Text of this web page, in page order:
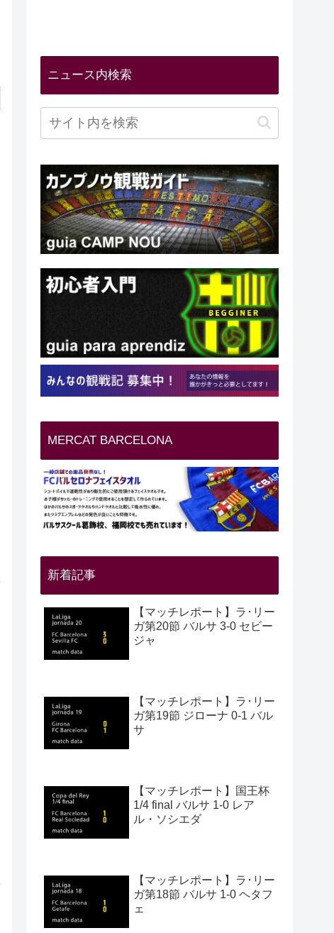
ニュース内検索
MERCAT BARCELONA
新着記事
【マッチレポート】ラ･リー
ガ第20節 バルサ 3-0 セビー
ジャ
【マッチレポート】ラ･リー
ガ第19節 ジローナ 0-1 バル
サ
【マッチレポート】国王杯
1/4 final バルサ 1-0 レア
ル・ソシエダ
【マッチレポート】ラ･リー
ガ第18節 バルサ 1-0 ヘタフ
ェ